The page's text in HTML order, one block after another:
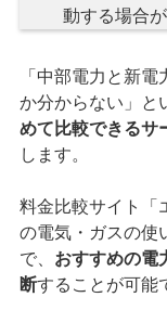
動する場合
「中部電力と新
か分からない」と
めて比較できるサ
します。
料金比較サイト「
の電気・ガスの使
で、 おすすめの電
断することが可能